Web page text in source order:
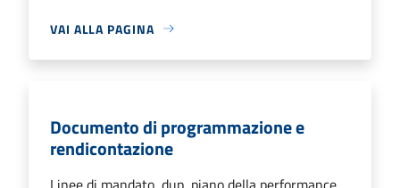
VAI ALLA PAGINA
Documento di programmazione e
rendicontazione